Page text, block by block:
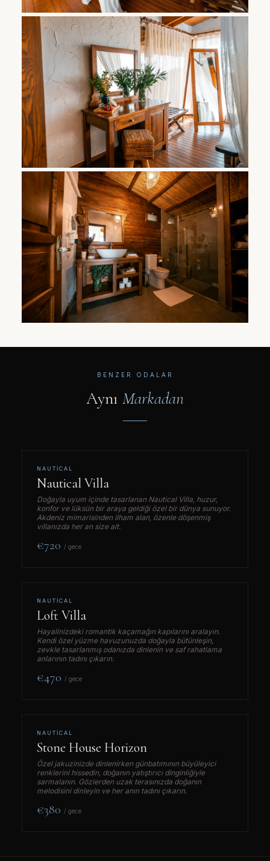
BENZER ODALAR
Aynı Markadan
NAUTICAL
Nautical Villa
Doğayla uyum içinde tasarlanan Nautical Villa , huzur,
konfor ve lüksün bir araya geldiği özel bir dünya sunuyor.
Akdeniz mimarisinden ilham alan, özenle döşenmiş
villanızda her an size ait.
€720 / gece
NAUTICAL
Loft Villa
Hayalinizdeki romantik kaçamağın kapılarını aralayın.
Kendi özel yüzme havuzunuzda doğayla bütünleşin,
zevkle tasarlanmış odanızda dinlenin ve saf rahatlama
anlarının tadını çıkarın.
€470 / gece
NAUTICAL
Stone House Horizon
Özel jakuzinizde dinlenirken günbatımının büyüleyici
renklerini hissedin, doğanın yatıştırıcı dinginliğiyle
sarmalanın. Gözlerden uzak terasınızda doğanın
melodisini dinleyin ve her anın tadını çıkarın.
€380 / gece